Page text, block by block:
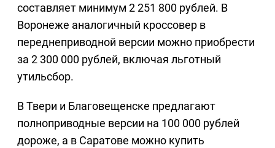
составляет минимум 2 251 800 рублей. В
Воронеже аналогичный кроссовер в
переднеприводной версии можно приобрести
за 2 300 000 рублей, включая льготный
утильсбор.
В Твери и Благовещенске предлагают
полноприводные версии на 100 000 рублей
дороже, а в Саратове можно купить